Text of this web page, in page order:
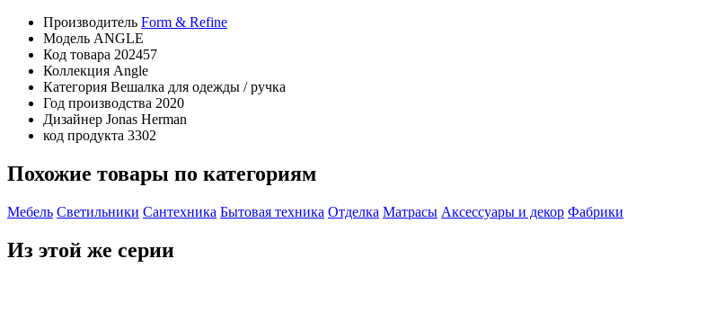
Производитель Form & Refine
Модель ANGLE
Код товара 202457
Коллекция Angle
Категория Вешалка для одежды / ручка
Год производства 2020
Дизайнер Jonas Herman
код продукта 3302
Похожие товары по категориям
Мебель Светильники Сантехника Бытовая техника Отделка Матрасы Аксессуары и декор Фабрики
Из этой же серии